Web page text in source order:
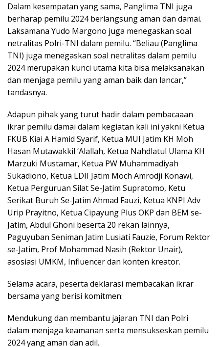
Dalam kesempatan yang sama, Panglima TNI juga
berharap pemilu 2024 berlangsung aman dan damai.
Laksamana Yudo Margono juga menegaskan soal
netralitas Polri-TNI dalam pemilu. “Beliau (Panglima
TNI) juga menegaskan soal netralitas dalam pemilu
2024 merupakan kunci utama kita bisa melaksanakan
dan menjaga pemilu yang aman baik dan lancar,”
tandasnya.
Adapun pihak yang turut hadir dalam pembacaaan
ikrar pemilu damai dalam kegiatan kali ini yakni Ketua
FKUB Kiai A Hamid Syarif, Ketua MUI Jatim KH Moh
Hasan Mutawakkil ‘Alallah, Ketua Nahdlatul Ulama KH
Marzuki Mustamar, Ketua PW Muhammadiyah
Sukadiono, Ketua LDII Jatim Moch Amrodji Konawi,
Ketua Perguruan Silat Se-Jatim Supratomo, Ketu
Serikat Buruh Se-Jatim Ahmad Fauzi, Ketua KNPI Adv
Urip Prayitno, Ketua Cipayung Plus OKP dan BEM se-
Jatim, Abdul Ghoni beserta 20 rekan lainnya,
Paguyuban Seniman Jatim Lusiati Fauzie, Forum Rektor
se-Jatim, Prof Mohammad Nasih (Rektor Unair),
asosiasi UMKM, Influencer dan konten kreator.
Selama acara, peserta deklarasi membacakan ikrar
bersama yang berisi komitmen:
Mendukung dan membantu jajaran TNI dan Polri
dalam menjaga keamanan serta mensukseskan pemilu
2024 yang aman dan adil.